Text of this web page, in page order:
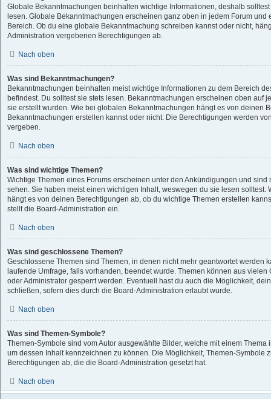
Globale Bekanntmachungen beinhalten wichtige Informationen, deshalb
lesen. Globale Bekanntmachungen erscheinen ganz oben in jedem Forum
Bereich. Ob du eine globale Bekanntmachung schreiben kannst oder nicht,
Administration vergebenen Berechtigungen ab.
Nach oben
Was sind Bekanntmachungen?
Bekanntmachungen beinhalten meist wichtige Informationen zu dem Bereich
befindest. Du solltest sie stets lesen. Bekanntmachungen erscheinen oben auf
sie erstellt wurden. Wie bei globalen Bekanntmachungen hängt es von deinen
Bekanntmachungen erstellen kannst oder nicht. Die Berechtigungen werden
vergeben.
Nach oben
Was sind wichtige Themen?
Wichtige Themen eines Forums erscheinen unter den Ankündigungen und sind
sehen. Sie haben meist einen wichtigen Inhalt, weswegen du sie lesen solltest.
hängt es von deinen Berechtigungen ab, ob du wichtige Themen erstellen
stellt die Board-Administration ein.
Nach oben
Was sind geschlossene Themen?
Geschlossene Themen sind Themen, in denen nicht mehr geantwortet werden
laufende Umfrage, falls vorhanden, beendet wurde. Themen können aus
oder Administrator gesperrt werden. Eventuell hast du auch die Möglichkeit,
schließen, sofern dies durch die Board-Administration erlaubt wurde.
Nach oben
Was sind Themen-Symbole?
Themen-Symbole sind vom Autor ausgewählte Bilder, welche mit einem Thema
um dessen Inhalt kennzeichnen zu können. Die Möglichkeit, Themen-Symbole
Berechtigungen ab, die die Board-Administration gesetzt hat.
Nach oben